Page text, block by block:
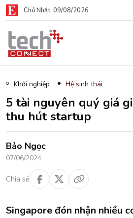
Chủ Nhật, 09/08/2026
Khởi nghiệp Hệ sinh thái
5 tài nguyên quý giá
thu hút startup
Bảo Ngọc
07/06/2024
Chia sẻ
Singapore đón nhận nhiều